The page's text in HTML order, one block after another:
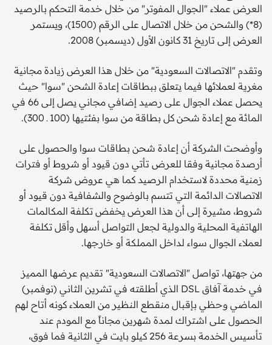
العرض عملاء "الجوال المفوتر" من خلال خدمة التحكم بالرصيد
(8*) والشحن من خلال الاتصال على الرقم (1500)، ويستمر
العرض إلى تاريخ 31 كانون الأول (ديسمبر) 2008.
وتقدم "الاتصالات السعودية" من خلال هذا العرض زيادة مجانية
مغرية لعملائها فيما يتعلق ببطاقات إعادة الشحن "سوا" حيث
يحصل عملاء الجوال على رصيد إضافي مجاني يصل إلى 66 في
المائة مع إعادة شحن كل بطاقة من سوا بفئتيها (100 ـ 300).
وأوضحت الشركة أن إعادة شحن بطاقات سوا والحصول على
أرصدة مجانية وفقا للعرض تأتي دون قيود أو شروط أو فترات
زمنية محددة لاستخدام الرصيد كما هي عروض شركة
الاتصالات الدائمة التي تتسم بالوضوح والشفافية دون قيود أو
شروط، مشيرة إلى أن هذا العرض يخفض تكلفة المكالمات
الهاتفية المحلية والدولية لجعل التواصل أسهل وأقل تكلفة
لعملاء الجوال سواء لداخل المملكة أو خارجها.
من جهتها، تواصل "الاتصالات السعودية" تقديم عرضها المميز
في خدمة آفاق DSL الذي أطلقته في تشرين الثاني (نوفمبر)
الماضي وحظي بإقبال منقطع النظير من العملاء كونه أتاح لهم
الحصول على اشتراك لمدة شهرين مجاناً مع المودم عند
تأسيس الخدمة بسرعة 256 كيلو بايت في الثانية فما فوق،